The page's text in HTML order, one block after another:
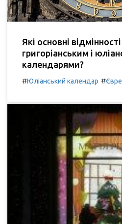
Які основні
григоріанським і
календарями?
#Юліанський календар #